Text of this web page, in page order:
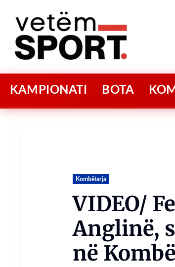
KAMPIONATI BOTA
Kombëtarja
VIDEO/
Anglinë,
në